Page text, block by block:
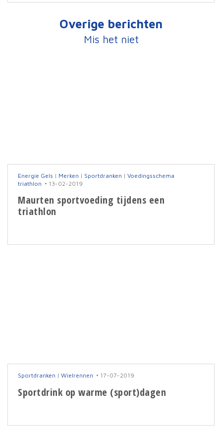
Overige berichten
Mis het niet
Energie Gels | Merken | Sportdranken | Voedingsschema
triathlon
13-02-2019
Maurten sportvoeding tijdens een
triathlon
Sportdranken | Wielrennen 17-07-2019
Sportdrink op warme (sport)dagen